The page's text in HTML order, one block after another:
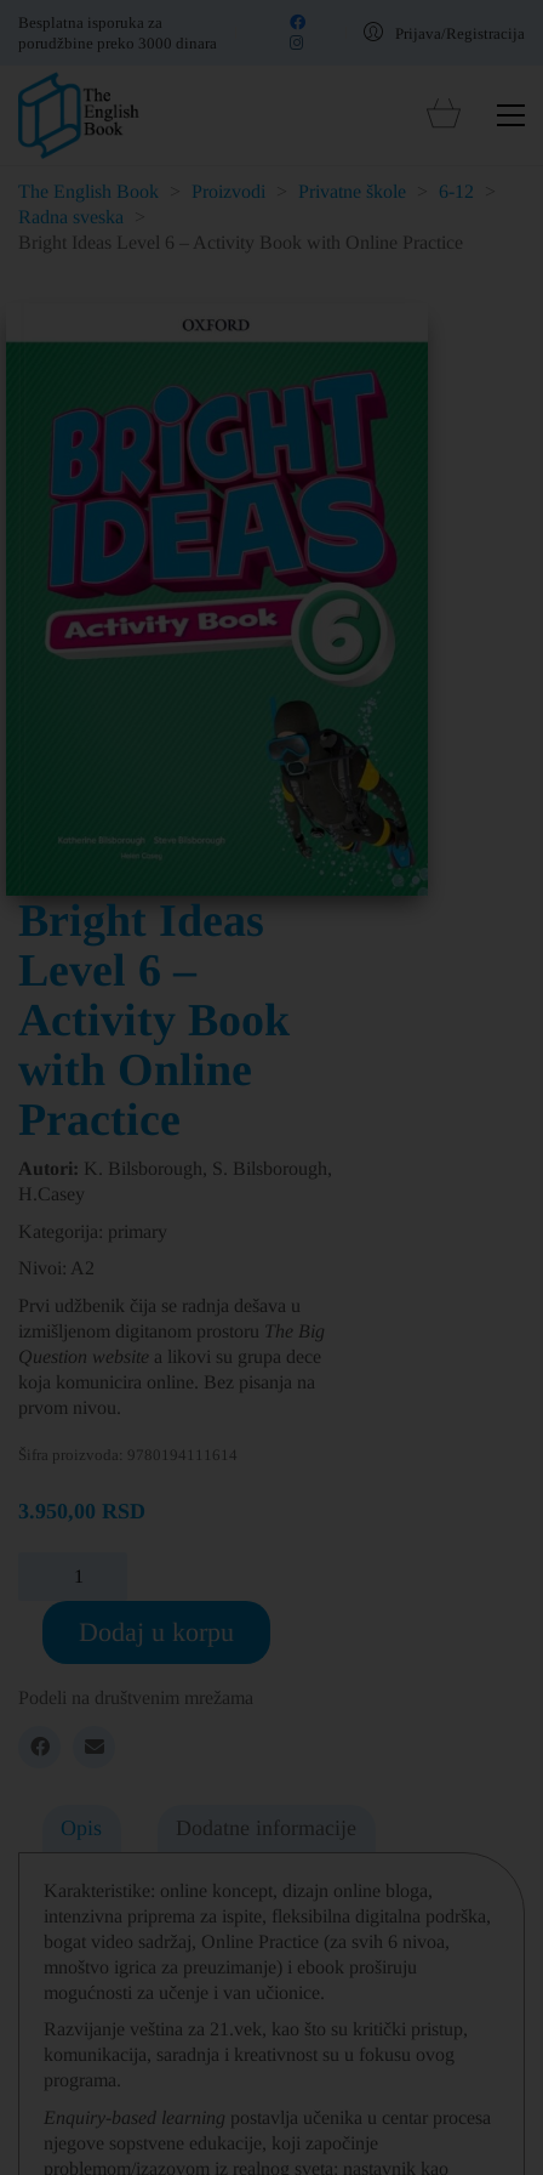
Besplatna isporuka za
porudžbine preko 3000 dinara
Prijava/Registracija
The English Book Proizvodi Privatne škole 6-12
Radna sveska
Bright Ideas Level 6 – Activity Book with Online Practice
Bright Ideas
Level 6 –
Activity Book
with Online
Practice
Autori: K. Bilsborough, S. Bilsborough,
H.Casey
Kategorija: primary
Nivoi: A2
Prvi udžbenik čija se radnja dešava u
izmišljenom digitanom prostoru The Big
Question website a likovi su grupa dece
koja komunicira online. Bez pisanja na
prvom nivou.
Šifra proizvoda: 9780194111614
3.950,00 RSD
Dodaj u korpu
Podeli na društvenim mrežama
Opis Dodatne informacije
Karakteristike: online koncept, dizajn online bloga,
intenzivna priprema za ispite, fleksibilna digitalna podrška,
bogat video sadržaj, Online Practice (za svih 6 nivoa,
mnoštvo igrica za preuzimanje) i ebook proširuju
mogućnosti za učenje i van učionice.
Razvijanje veština za 21.vek, kao što su kritički pristup,
komunikacija, saradnja i kreativnost su u fokusu ovog
programa.
Enquiry-based learning postavlja učenika u centar procesa
njegove sopstvene edukacije, koji započinje
problemom/izazovom iz realnog sveta; nastavnik kao